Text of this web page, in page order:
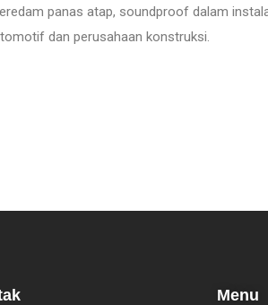
panas atap, soundproof dalam
dan perusahaan konstruksi.
Menu